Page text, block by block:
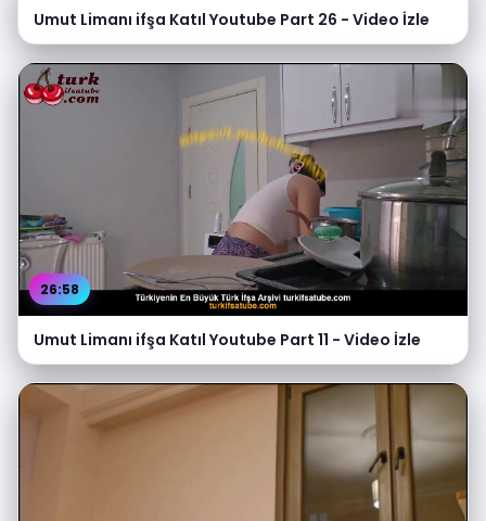
Umut Limanı ifşa Katıl Youtube Part 26 - Video İzle
26:58
Umut Limanı ifşa Katıl Youtube Part 11 - Video İzle